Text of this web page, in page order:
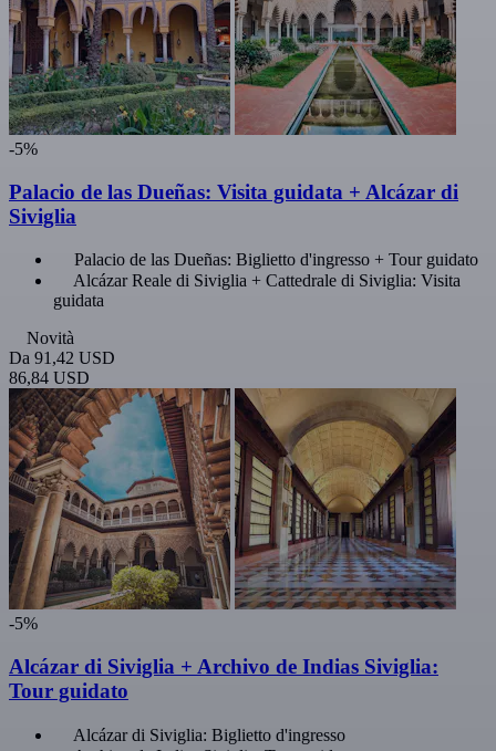
-5%
Palacio de las Dueñas: Visita guidata + Alcázar di
Siviglia
Palacio de las Dueñas: Biglietto d'ingresso + Tour guidato
Alcázar Reale di Siviglia + Cattedrale di Siviglia: Visita
guidata
Novità
Da 91,42 USD
86,84 USD
-5%
Alcázar di Siviglia + Archivo de Indias Siviglia:
Tour guidato
Alcázar di Siviglia: Biglietto d'ingresso